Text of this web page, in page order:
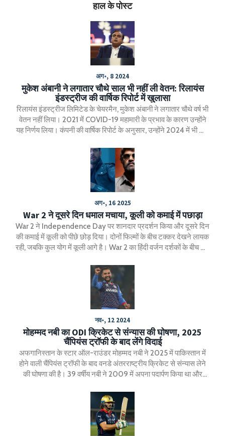
हाल के पोस्ट
अग॰, 8 2024
मुकेश अंबानी ने लगातार चौथे साल भी नहीं ली वेतन: रिलायंस
इंडस्ट्रीज की वार्षिक रिपोर्ट में खुलासा
रिलायंस इंडस्ट्रीज लिमिटेड के चेयरमैन, मुकेश अंबानी ने लगातार चौथे वर्ष भी
वेतन नहीं लिया। 2021 में COVID-19 महामारी के प्रभाव के कारण उन्होंने
यह निर्णय लिया। कंपनी की वार्षिक रिपोर्ट के अनुसार, उन्होंने 2024 में भी कोई
अग॰, 16 2025
War 2 ने दूसरे दिन धमाल मचाया, कूली को कमाई में पछाड़ा
War 2 ने Independence Day पर शानदार प्रदर्शन किया और दूसरे दिन
की कमाई में कूली को पीछे छोड़ दिया। दोनों फिल्मों के बीच टक्कर देखने लायक
रही, जबकि कुल योग में कूली आगे है। War 2 का हिंदी वर्जन दर्शकों के बीच खूब
नव॰, 12 2024
मोहम्मद नबी का ODI क्रिकेट से संन्यास की घोषणा, 2025
चैंपियंस ट्रॉफी के बाद लेंगे विदाई
अफगानिस्तान के स्टार ऑल-राउंडर मोहम्मद नबी ने 2025 में पाकिस्तान में
होने वाली चैंपियंस ट्रॉफी के बाद वनडे अंतरराष्ट्रीय क्रिकेट से संन्यास लेने
की घोषणा की है। 39 वर्षीय नबी ने 2009 में अपना पदार्पण किया था और
नबी टेस्ट क्रिकेट से पहले ही संन्यास ले चुके हैं और आगे भी T20 क्रिकेट
खेलते रहेंगे।